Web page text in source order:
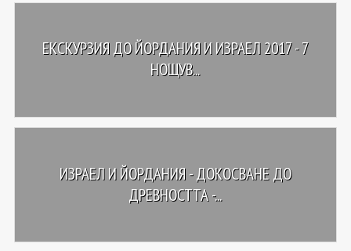
ЕКСКУРЗИЯ ДО ЙОРДАНИЯ И ИЗРАЕЛ 2017 - 7
НОЩУВ...
ИЗРАЕЛ И ЙОРДАНИЯ - ДОКОСВАНЕ ДО
ДРЕВНОСТТА -...